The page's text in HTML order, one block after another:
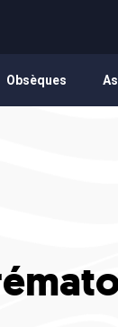
Obsèques